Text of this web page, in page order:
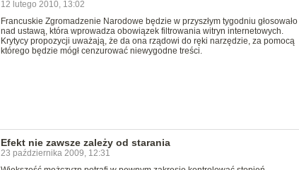
12 lutego 2010, 13:02
Francuskie Zgromadzenie Narodowe będzie w przyszłym tygodniu głosowało
nad ustawą, która wprowadza obowiązek filtrowania witryn internetowych.
Krytycy propozycji uważają, że da ona rządowi do ręki narzędzie, za pomocą
którego będzie mógł cenzurować niewygodne treści.
Efekt nie zawsze zależy od starania
23 października 2009, 12:31